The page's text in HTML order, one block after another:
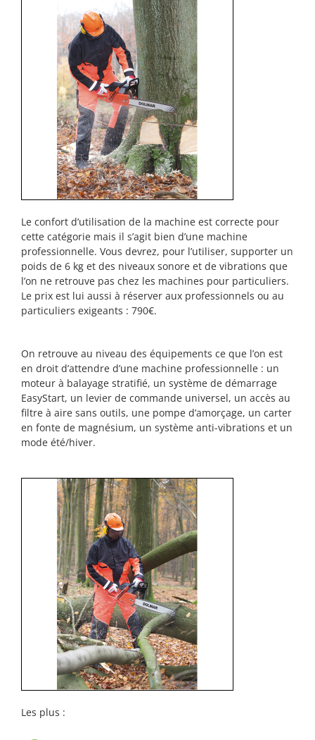
Le confort d’utilisation de la machine est correcte pour
cette catégorie mais il s’agit bien d’une machine
professionnelle. Vous devrez, pour l’utiliser, supporter un
poids de 6 kg et des niveaux sonore et de vibrations que
l’on ne retrouve pas chez les machines pour particuliers.
Le prix est lui aussi à réserver aux professionnels ou au
particuliers exigeants : 790€.
On retrouve au niveau des équipements ce que l’on est
en droit d’attendre d’une machine professionnelle : un
moteur à balayage stratifié, un système de démarrage
EasyStart, un levier de commande universel, un accès au
filtre à aire sans outils, une pompe d’amorçage, un carter
en fonte de magnésium, un système anti-vibrations et un
mode été/hiver.
Les plus :